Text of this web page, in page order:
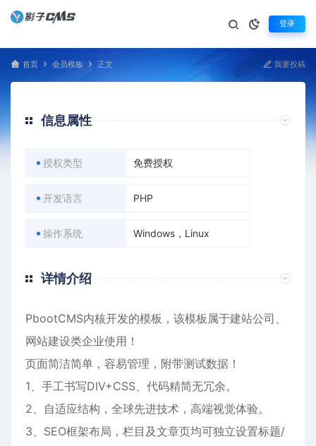
登录
首页 会员模板 正文 我要投稿
信息属性
授权类型 免费授权
开发语言 PHP
操作系统 Windows，Linux
详情介绍
PbootCMS内核开发的模板，该模板属于建站公司 、
网站建设类企业使用！
页面简洁简单，容易管理，附带测试数据！
1、手工书写DIV+CSS、代码精简无冗余。
2、自适应结构，全球先进技术，高端视觉体验。
3、SEO框架布局，栏目及文章页均可独立设置标题/